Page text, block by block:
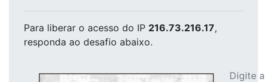
Para liberar o acesso do IP 216.73.216.17,
responda ao desafio abaixo.
Digite